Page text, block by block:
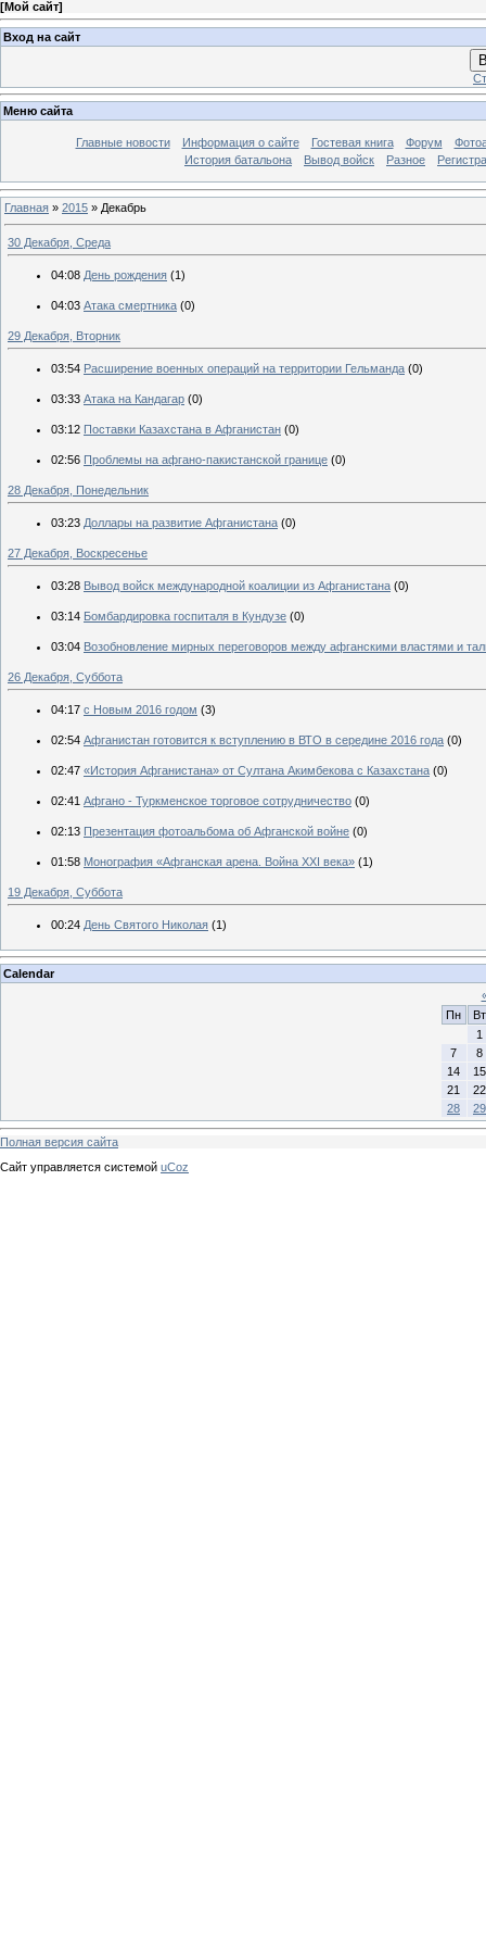
[Мой сайт]
Вход на сайт
Меню сайта
Главные новости Информация о сайте Гостевая книга Форум
История батальона
Вывод войск Разное
Главная » 2015 » Декабрь
30 Декабря, Среда
04:08 День рождения (1)
04:03 Атака смертника (0)
29 Декабря, Вторник
03:54 Расширение военных операций на территории Гельманда (0)
03:33 Атака на Кандагар (0)
03:12 Поставки Казахстана в Афганистан (0)
02:56 Проблемы на афгано-пакистанской границе (0)
28 Декабря, Понедельник
03:23 Доллары на развитие Афганистана (0)
27 Декабря, Воскресенье
03:28 Вывод войск международной коалиции из Афганистана (0)
03:14 Бомбардировка госпиталя в Кундузе (0)
03:04 Возобновление мирных переговоров между афганскими властями и
26 Декабря, Суббота
04:17 с Новым 2016 годом (3)
02:54 Афганистан готовится к вступлению в ВТО в середине 2016 года (0)
02:47 «История Афганистана» от Султана Акимбекова с Казахстана (0)
02:41 Афгано - Туркменское торговое сотрудничество (0)
02:13 Презентация фотоальбома об Афганской войне (0)
01:58 Монография «Афганская арена. Война ХХІ века» (1)
19 Декабря, Суббота
00:24 День Святого Николая (1)
Calendar
Пн
Вт
1
7
8
14
15
21
22
28
29
Полная версия сайта
Сайт управляется системой uCoz